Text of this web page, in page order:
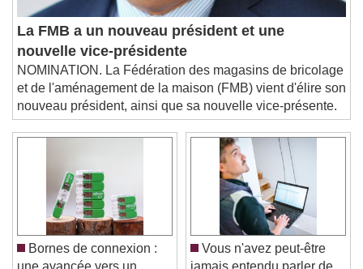
Audio Track
Picture-in-Picture
Fullscreen
This is a modal window.
Beginning of dialog window. Escape will cancel
and close the window.
Text
Text Background
Color
Caption Area Background
La FMB a un nouveau président et une
nouvelle vice-présidente
NOMINATION. La Fédération des magasins de bricolage
et de l'aménagement de la maison (FMB) vient d'élire son
nouveau président, ainsi que sa nouvelle vice-présente.
Bornes de connexion :
Vous n'avez peut-être